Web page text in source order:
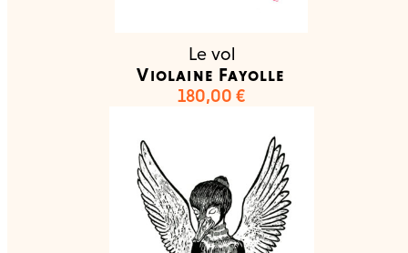
Le vol
Violaine Fayolle
180,00 €